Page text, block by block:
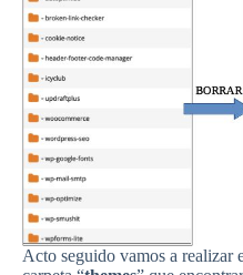
Acto seguido vamos a realizar